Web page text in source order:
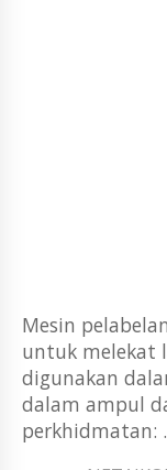
Mesin
untuk melekat
digunakan
dalam ampul
perkhidmatan: